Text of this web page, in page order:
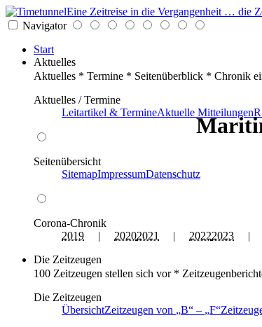
Eine Zeitreise in die Vergangenheit … die
Navigator
Start
Aktuelles
Aktuelles * Termine * Seitenüberblick * Chronik
Aktuelles / Termine
Leitartikel & TermineAktuelle Mitteilungen
Seitenübersicht
SitemapImpressumDatenschutz
Corona-Chronik
2019 | 20202021 | 20222023 |
Die Zeitzeugen
100 Zeitzeugen stellen sich vor *
Die Zeitzeugen
ÜbersichtZeitzeugen von B – F